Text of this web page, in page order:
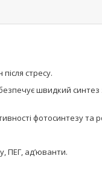
стресу.
швидкий синтез
фотосинтезу та
ПЕГ, ад’юванти.